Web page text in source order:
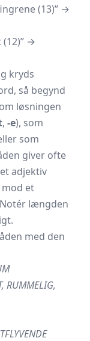
(13)” →
→
kryds
så begynd
løsningen
, -e), som
som
giver ofte
adjektiv
mod et
længden
med den
RUMMELIG,